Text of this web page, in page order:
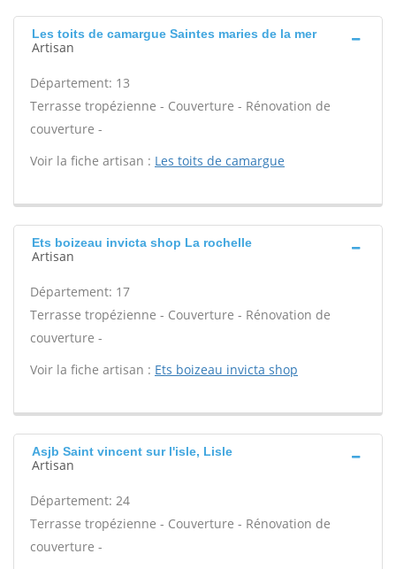
Les toits de camargue Saintes maries de la mer
Artisan
Département: 13
Terrasse tropézienne - Couverture - Rénovation de
couverture -
Voir la fiche artisan : Les toits de camargue
Ets boizeau invicta shop La rochelle
Artisan
Département: 17
Terrasse tropézienne - Couverture - Rénovation de
couverture -
Voir la fiche artisan : Ets boizeau invicta shop
Asjb Saint vincent sur l'isle, Lisle
Artisan
Département: 24
Terrasse tropézienne - Couverture - Rénovation de
couverture -